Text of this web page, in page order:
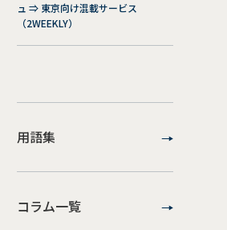
ュ ⇒ 東京向け混載サービス
（2WEEKLY）
用語集
コラム一覧